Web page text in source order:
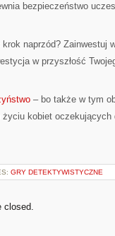
bezpieczeństwo
naprzód? Zainwestuj
w przyszłość
– bo także w tym
kobiet oczekujących
GRY DETEKTYWISTYCZNE
closed.